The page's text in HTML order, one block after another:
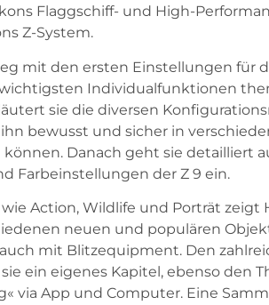
Flaggschiff- und High-
Z-System.
mit den ersten Einstellungen für
wichtigsten Individualfunktionen
sie die diversen
bewusst und sicher in
können. Danach geht sie detailliert
Farbeinstellungen der Z 9 ein.
Action, Wildlife und Porträt zeigt
neuen und populären
mit Blitzequipment. Den
ein eigenes Kapitel, ebenso den
via App und Computer. Eine